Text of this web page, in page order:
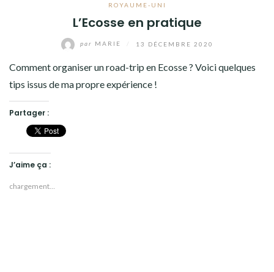
ROYAUME-UNI
L’Ecosse en pratique
par MARIE 13 DÉCEMBRE 2020
Comment organiser un road-trip en Ecosse ? Voici quelques
tips issus de ma propre expérience !
Partager :
J’aime ça :
chargement…